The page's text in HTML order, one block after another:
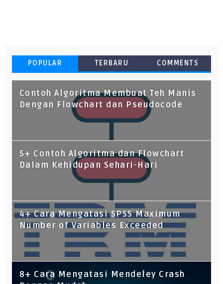
POPULAR TERBARU COMMENTS
Contoh Algoritma Membuat Teh Manis
Dengan Flowchart dan Pseudocode
5+ Contoh Algoritma dan Flowchart
Dalam Kehidupan Sehari-Hari
4+ Cara Mengatasi SPSS Maximum
Number of Variables Exceeded
8+ Cara Mengatasi Mendeley Crash